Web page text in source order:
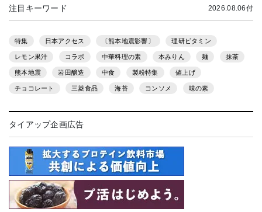
注目キーワード 2026.08.06付
特集 日本アクセス 〔熊本地震影響〕 理研ビタミン
レモン果汁 コラボ 中華料理の素 本みりん 麺 抹茶
熊本地震 岩田醸造 中食 製粉特集 値上げ
チョコレート 三菱食品 海苔 コンソメ 味の素
タイアップ企画広告